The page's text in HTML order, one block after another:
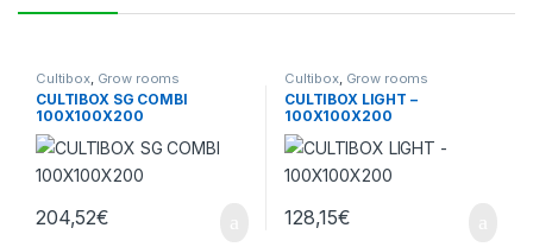
Cultibox, Grow rooms
CULTIBOX SG COMBI
100X100X200
204,52€
Cultibox, Grow rooms
CULTIBOX LIGHT –
100X100X200
128,15€